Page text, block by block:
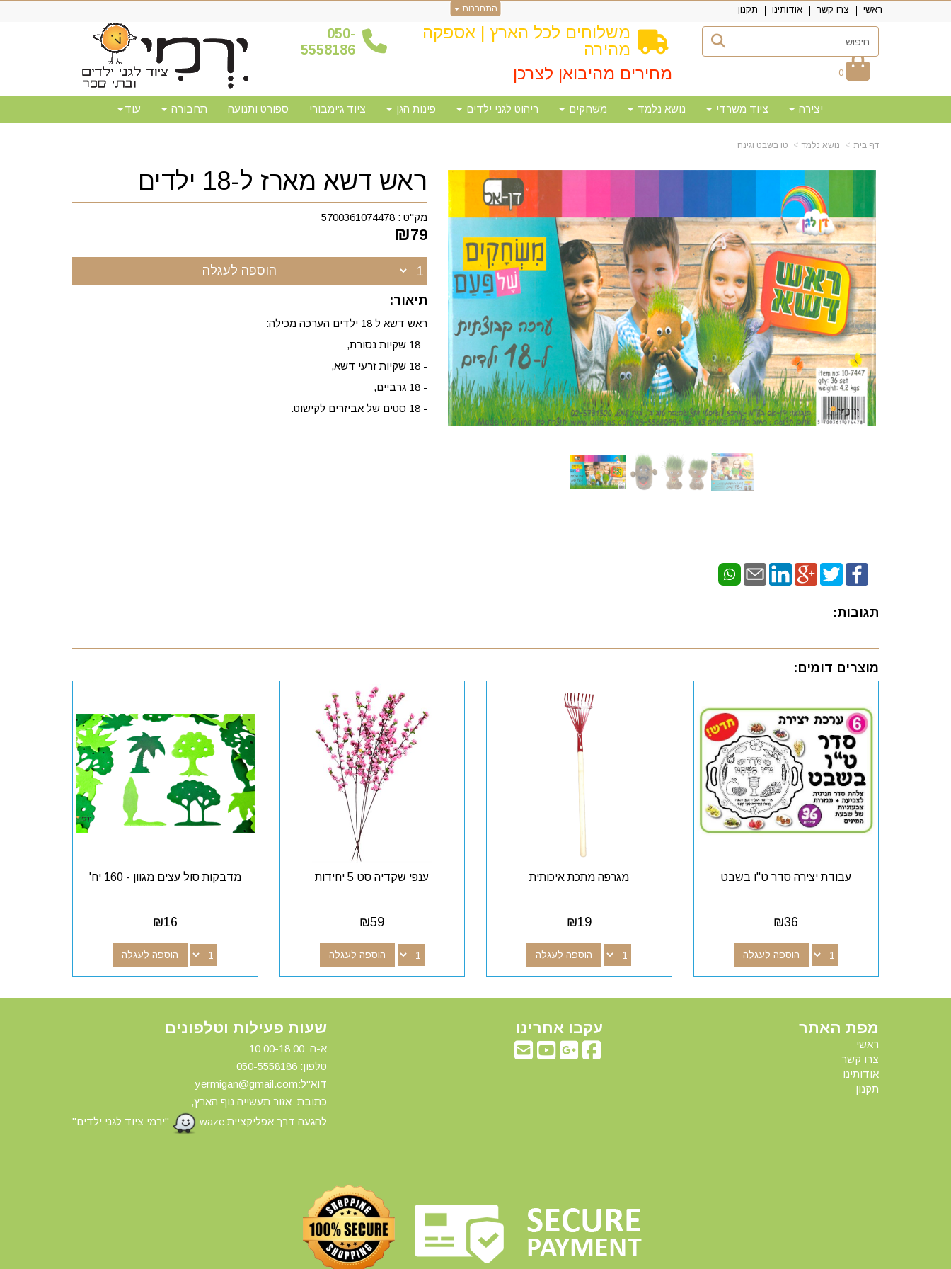
התחברות ראשי צרו קשר אודותינו תקנון
0
משלוחים לכל הארץ | אספקה
מהירה
050-
5558186
מחירים מהיבואן לצרכן
יצירה ציוד משרדי נושא נלמד משחקים ריהוט לגני ילדים פינות הגן ציוד ג'ימבורי ספורט ותנועה תחבורה עוד
דף בית נושא נלמד טו בשבט וגינה
ראש דשא מארז ל-18 ילדים
מק"ט :5700361074478
₪79
הוספה לעגלה
תיאור:
ראש דשא ל 18 ילדים הערכה מכילה:
- 18 שקיות נסורת,
- 18 שקיות זרעי דשא,
- 18 גרביים,
- 18 סטים של אביזרים לקישוט.
תגובות:
מוצרים דומים:
עבודת יצירה סדר ט"ו בשבט
₪36
הוספה לעגלה
מגרפה מתכת איכותית
₪19
הוספה לעגלה
ענפי שקדיה סט 5 יחידות
₪59
הוספה לעגלה
מדבקות סול עצים מגוון - 160 יח'
₪16
הוספה לעגלה
מפת האתר
ראשי
צרו קשר
אודותינו
תקנון
עקבו אחרינו שעות פעילות וטלפונים
א-ה: 10:00-18:00
טלפון: 0 50-5558186
דוא"ל:yermigan@gmail.com
כתובת: אזור תעשייה נוף הארץ,
להגעה דרך אפליקציית waze
"ירמי ציוד לגני ילדים"